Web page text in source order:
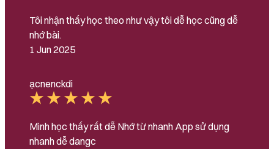
Tôi nhận thấy học theo như vậy tôi dễ học cũng dễ
nhớ bài.
1 Jun 2025
ạcnenckdi
Mình học thấy rất dễ Nhớ từ nhanh App sử dụng
nhanh dễ dangc